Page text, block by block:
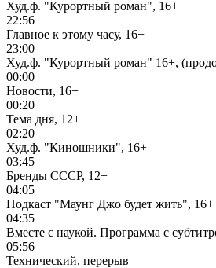
Худ.ф. "Курортный роман", 16+
22:56
Главное к этому часу, 16+
23:00
Худ.ф. "Курортный роман" 16+,
00:00
Новости, 16+
00:20
Тема дня, 12+
02:20
Худ.ф. "Киношники", 16+
03:45
Бренды СССР, 12+
04:05
Подкаст "Маунг Джо будет жить", 16+
04:35
Вместе с наукой. Программа с
05:56
Технический, перерыв